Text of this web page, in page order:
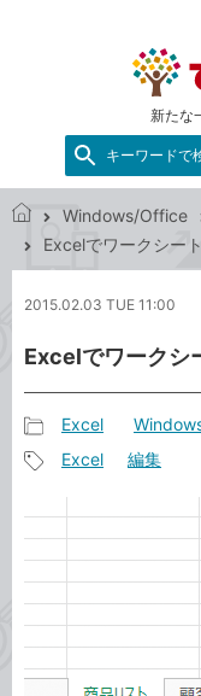
新たな
キーワードで
で
ネ
ト
Windows/Office
Excelでワークシー
2015.02.03 TUE 11:00
Excelでワークシ
事
テ
ゴ
リ
Excel
タ
グ
Excel 編集